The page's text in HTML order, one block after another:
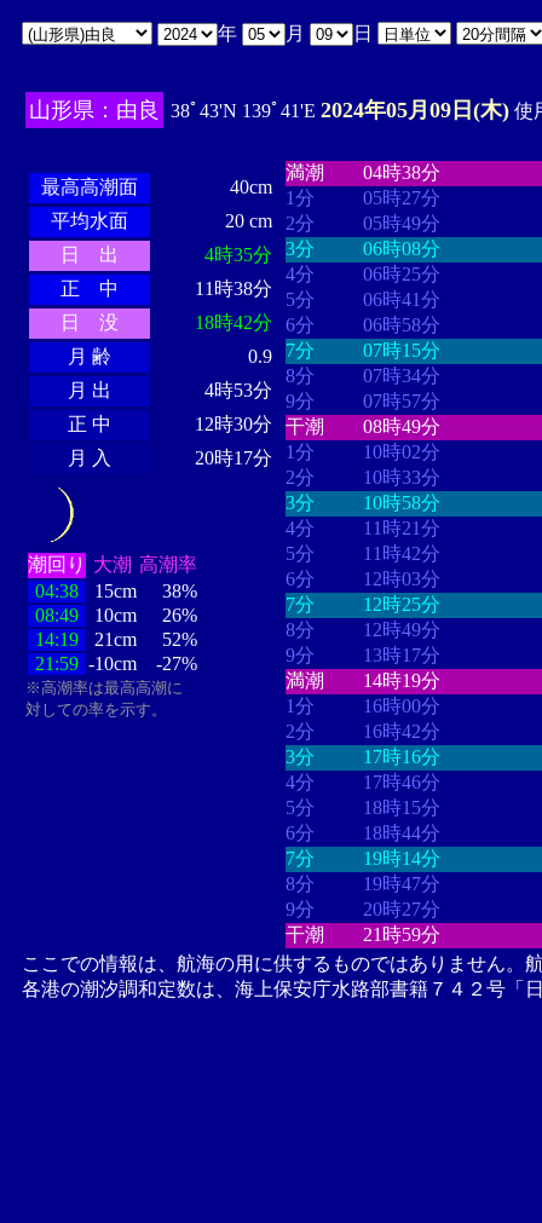
年 月 日
山形県：由良 38ﾟ43'N 139ﾟ41'E 2024年05月09日(木) 使
最高高潮面
40cm
平均水面
20 cm
日 出
4時35分
正 中
11時38分
日 没
18時42分
月 齢
0.9
月 出
4時53分
正 中
12時30分
月 入
20時17分
潮回り 大潮 高潮率
04:38
15cm
38%
08:49
10cm
26%
14:19
21cm
52%
21:59 -10cm -27%
※高潮率は最高高潮に
対しての率を示す。
満潮
04時38分
1分
05時27分
2分
05時49分
3分
06時08分
4分
06時25分
5分
06時41分
6分
06時58分
7分
07時15分
8分
07時34分
9分
07時57分
干潮
08時49分
1分
10時02分
2分
10時33分
3分
10時58分
4分
11時21分
5分
11時42分
6分
12時03分
7分
12時25分
8分
12時49分
9分
13時17分
満潮
14時19分
1分
16時00分
2分
16時42分
3分
17時16分
4分
17時46分
5分
18時15分
6分
18時44分
7分
19時14分
8分
19時47分
9分
20時27分
干潮
21時59分
ここでの情報は、航海の用に供するものではありません。
各港の潮汐調和定数は、海上保安庁水路部書籍７４２号「